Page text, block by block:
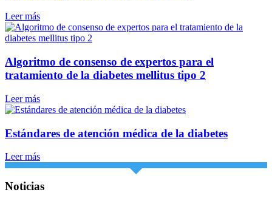
Leer más
Algoritmo de consenso de expertos para el
tratamiento de la diabetes mellitus tipo 2
Leer más
Estándares de atención médica de la diabetes
Leer más
Noticias